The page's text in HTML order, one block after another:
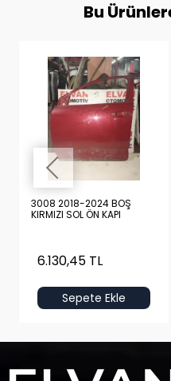
Bu
3008 2018-2024 BOŞ
KIRMIZI SOL ÖN KAPI
6.130,45 TL
Sepete Ekle